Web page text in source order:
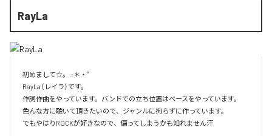
RayLa
初めまして☆。.:＊・゜
RayLa（レイラ）です。
作詞作曲をやっています。バンドでの立ち位置はベースをやっています。
色んな方に聴いて頂きたいので、ジャンルに拘らずに作っています。
でもやはりROCKが好きなので、偏ってしまうかも知れません汗